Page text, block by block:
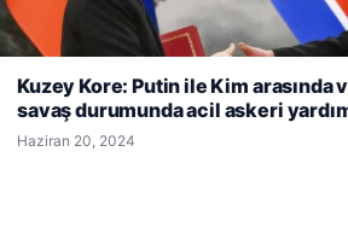
Nisan 29, 2026
Web sitemizi nasıl kullandığınızı daha iyi
kullanıyoruz.Çerez Politikamız
Reddet
Kuzey Kore: Putin ile Kim arasında
savaş durumunda acil askeri
Haziran 20, 2024